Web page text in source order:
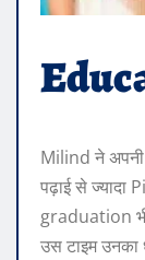
Milind ने
पढ़ाई से
graduation
उस टाइम उनका